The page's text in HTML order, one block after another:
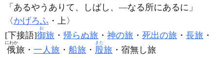
「あるやうありて、しばし、―なる所にあるに」
〈 かげろふ ・上〉
[下接語]御
お
旅 ・ 帰らぬ旅 ・ 神の旅 ・ 死出の旅 ・ 長旅 ・
俄
にわか
旅・ 一人旅 ・ 船旅 ・ 股
また
旅 ・宿無し旅